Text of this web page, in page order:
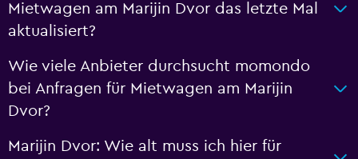
Mietwagen am Marijin Dvor das letzte Mal
aktualisiert?
Wie viele Anbieter durchsucht momondo
bei Anfragen für Mietwagen am Marijin
Dvor?
Marijin Dvor: Wie alt muss ich hier für